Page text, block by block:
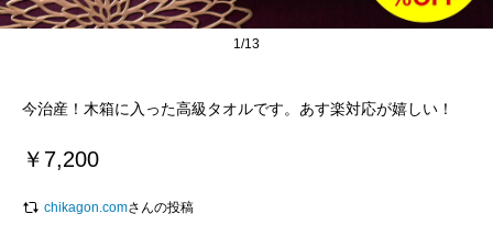
1/13
今治産！木箱に入った高級タオルです。あす楽対応が嬉しい！
￥7,200
chikagon.comさんの投稿